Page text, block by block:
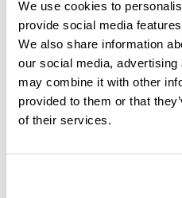
We use cookies to
provide social media
We also share information
our social media,
may combine it with other
provided to them or that
of their services.
identifier les produits que
actuellement.
La
est
Si les clients viennent dans